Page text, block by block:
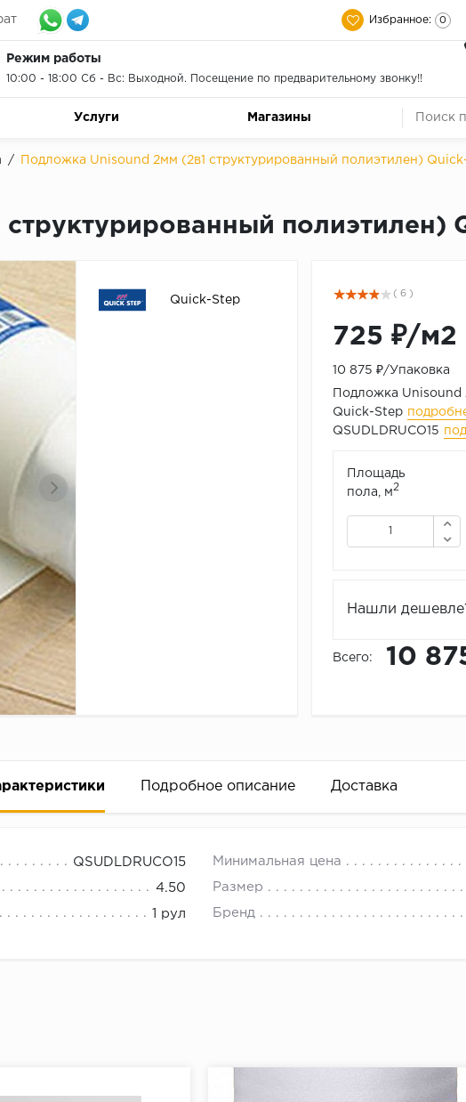
Избранное: 0
Режим работы
10:00 - 18:00 Сб - Вс: Выходной. Посещение по предварительному звонку!!
Услуги Магазины
/ Подложка Unisound 2мм (2в1 структурированный полиэтилен)
полиэтилен)
Quick-Step
( 6 )
725 ₽/м2
10 875 ₽/Упаковка
Подложка Unisound
Quick-Step
QSUDLDRUCO15
Площадь
пола, м2
Нашли
Всего: 10
Подробное описание Доставка
QSUDLDRUCO15 Минимальная цена
4.50 Размер
1 рул Бренд